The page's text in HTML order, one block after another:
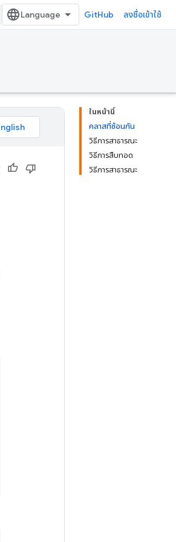
GitHub ลงชื่อเข้าใช้
ในหน้านี้
คลาสที่ซ้อนกัน
วิธีการสาธารณะ
วิธีการสืบทอด
วิธีการสาธารณะ